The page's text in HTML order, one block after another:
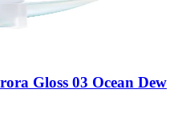
Gloss 03 Ocean Dew